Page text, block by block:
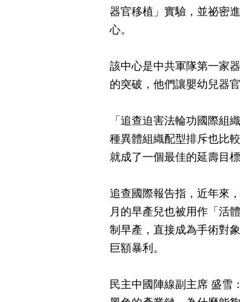
器官移植」實驗，並祕密
心。
該中心是中共軍隊第一家
的突破，他們讓嬰幼兒器
「追查迫害法輪功國際組
種異體組織配型排斥也比
就成了一個最佳的延壽目
追查國際報告指，近年來
月的早產兒也被用作「活
制早產，直接成為手術對
巨額暴利。
民主中國陣線副主席 盛雪